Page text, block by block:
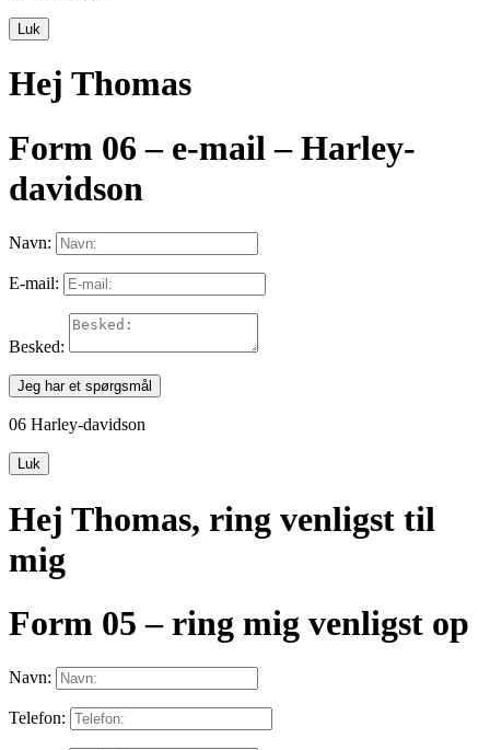
Luk
Hej Thomas
Form 06 – e-mail – Harley-
davidson
Navn:
E-mail:
Besked:
Jeg har et spørgsmål
06 Harley-davidson
Luk
Hej Thomas, ring venligst til
mig
Form 05 – ring mig venligst op
Navn:
Telefon: